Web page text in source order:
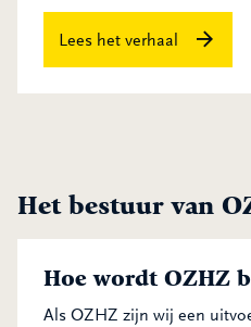
Lees het verhaal
Het bestuur van
Hoe wordt OZHZ
Als OZHZ zijn wij een